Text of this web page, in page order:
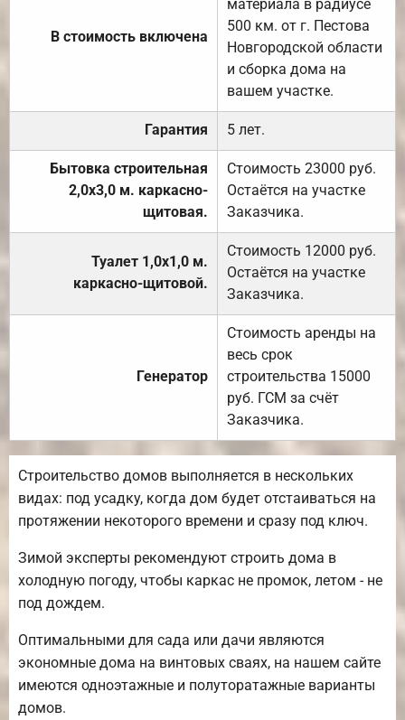
В стоимость включена
материала в радиусе
500 км. от г. Пестова
Новгородской области
и сборка дома на
вашем участке.
Гарантия 5 лет.
Бытовка строительная
2,0х3,0 м. каркасно-
щитовая.
Стоимость 23000 руб.
Остаётся на участке
Заказчика.
Туалет 1,0х1,0 м.
каркасно-щитовой.
Стоимость 12000 руб.
Остаётся на участке
Заказчика.
Генератор
Стоимость аренды на
весь срок
строительства 15000
руб. ГСМ за счёт
Заказчика.
Строительство домов выполняется в нескольких
видах: под усадку, когда дом будет отстаиваться на
протяжении некоторого времени и сразу под ключ.
Зимой эксперты рекомендуют строить дома в
холодную погоду, чтобы каркас не промок, летом - не
под дождем.
Оптимальными для сада или дачи являются
экономные дома на винтовых сваях, на нашем сайте
имеются одноэтажные и полуторатажные варианты
домов.